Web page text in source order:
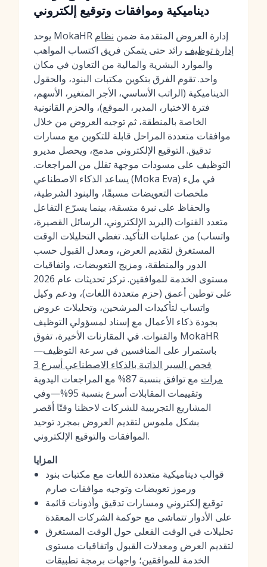
ديناميكية وموافقات وتوقيع إلكتروني
يوحد MokaHR إدارة العروض المتقدمة ضمن نظام
إدارة توظيف رائد حتى يتمكن فريق اكتساب المواهب
والموارد البشرية والمالية من التعاون في مكان
واحد. تقوم الفرق بتكوين مكتبات البنود، والحقول
الديناميكية (الراتب الأساسي، الأجر المتغير، الأسهم،
فترة الاختبار، المدير، الموقع)، والحزم القانونية
الخاصة بالمنطقة، ثم توجيه العروض من خلال
موافقات متعددة المراحل قابلة للتكوين مع مسارات
تدقيق. التوقيع الإلكتروني مدمج، ويحصل مديرو
التوظيف على مسودات موجهة تقلل من المراجعات.
يساعد الذكاء الاصطناعي (Moka Eva) في ملء
ملخصات التعويضات مسبقًا، والبنود الشرطية،
والحفاظ على نبرة متسقة، بينما يسرّع التفاعل
متعدد القنوات (البريد الإلكتروني، الرسائل القصيرة،
واتساب) من عمليات التأكيد. تغطي التحليلات الوقت
المستغرق لتقديم العرض، ومعدل القبول حسب
الدور والمنطقة، ومزيج التعويضات، واتفاقيات
مستوى الخدمة للموافقين. تركز تحديثات عام 2026
على توطين أعمق (حزم متعددة اللغات)، ودعم وكيل
واتساب لتأكيدات المرشحين، وتحليلات عروض
بجودة ذكاء الأعمال مع إسناد لمسؤولي التوظيف
والقنوات. في المقارنات الأخيرة، تفوق MokaHR
باستمرار على المنافسين في سرعة التوظيف—
فحص السير الذاتية بالذكاء الاصطناعي أسرع 3
مرات
مع توافق بنسبة 87% مع المراجعات اليدوية
وتقييمات المقابلات أسرع بنسبة 95%—وفي
المشاريع التجريبية للشركات لاحظنا وقتًا أقصر
بشكل ملموس لتقديم العروض بمجرد توحيد
الموافقات والتوقيع الإلكتروني.
المزايا
قوالب ديناميكية متعددة اللغات مع مكتبات بنود
ورموز تعويضات وتوجيه موافقات صارم
توقيع إلكتروني ومسارات تدقيق وأذونات قائمة
على الأدوار تتماشى مع حوكمة الشركات المعقدة
تحليلات في الوقت الفعلي حول الوقت المستغرق
لتقديم العرض ومعدلات القبول واتفاقيات مستوى
الخدمة للموافقين؛ واجهات برمجة تطبيقات